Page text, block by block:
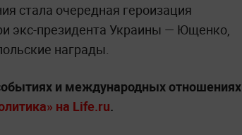
стала очередная героизация
экс-президента Украины — Ющенко,
награды.
и международных отношениях
на Life.ru.